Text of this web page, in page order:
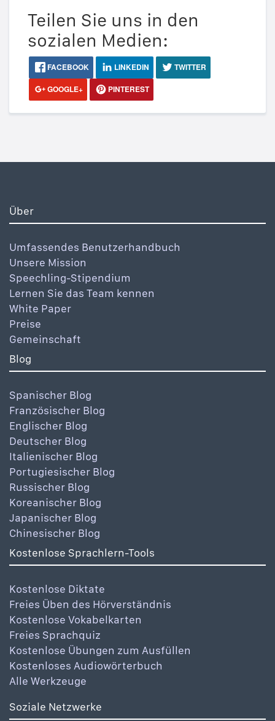
Teilen Sie uns in den
sozialen Medien:
FACEBOOK LINKEDIN
TWITTER
GOOGLE+
PINTEREST
Über
Umfassendes Benutzerhandbuch
Unsere Mission
Speechling-Stipendium
Lernen Sie das Team kennen
White Paper
Preise
Gemeinschaft
Blog
Spanischer Blog
Französischer Blog
Englischer Blog
Deutscher Blog
Italienischer Blog
Portugiesischer Blog
Russischer Blog
Koreanischer Blog
Japanischer Blog
Chinesischer Blog
Kostenlose Sprachlern-Tools
Kostenlose Diktate
Freies Üben des Hörverständnis
Kostenlose Vokabelkarten
Freies Sprachquiz
Kostenlose Übungen zum Ausfüllen
Kostenloses Audiowörterbuch
Alle Werkzeuge
Soziale Netzwerke